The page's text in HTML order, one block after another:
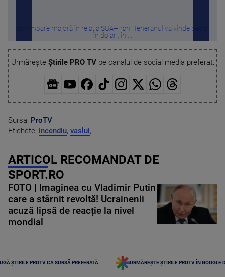
Schimbare majoră în relația SUA–Iran. Teheranul va vinde petrol
în dolari, în ...
Urmărește Știrile PRO TVpe canalul de social media preferat:
Sursa: ProTV
Etichete: incendiu, vaslui,
ARTICOL RECOMANDAT DE
SPORT.RO
FOTO | Imaginea cu Vladimir Putin
care a stârnit revoltă! Ucrainenii
acuză lipsă de reacție la nivel
mondial
ȘTIRILE PROTV CA SURSĂ PREFERATĂ URMĂREȘTE ȘTIRILE PROTV ÎN GOOGLE